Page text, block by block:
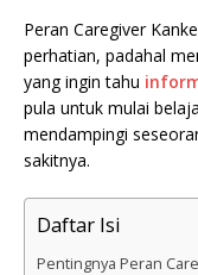
Peran Caregiver
perhatian, padahal
yang ingin tahu
pula untuk mulai
mendampingi
sakitnya.
Daftar Isi
Pentingnya Peran